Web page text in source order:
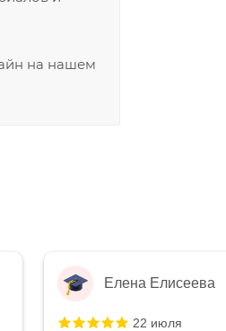
на нашем
Елена Елисеева
22 июля